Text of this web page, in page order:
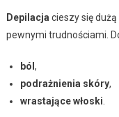
Depilacjacieszy się dużą
pewnymi trudnościami.
ból ,
podrażnienia skóry,
wrastające włoski.